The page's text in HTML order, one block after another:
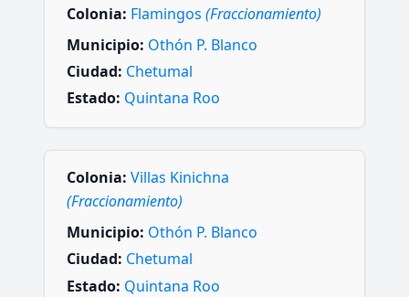
Colonia: Flamingos (Fraccionamiento)
Municipio: Othón P. Blanco
Ciudad: Chetumal
Estado: Quintana Roo
Colonia: Villas Kinichna
(Fraccionamiento)
Municipio: Othón P. Blanco
Ciudad: Chetumal
Estado: Quintana Roo